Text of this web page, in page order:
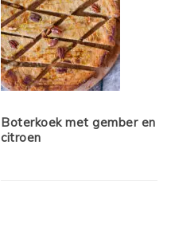
Boterkoek met gember en
citroen